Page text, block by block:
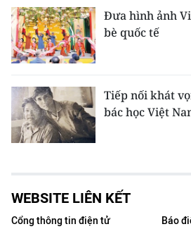
Đưa hình ảnh
bè quốc tế
Tiếp nối khát
bác học Việt
WEBSITE LIÊN KẾT
Cổng thông tin điện tử
Báo